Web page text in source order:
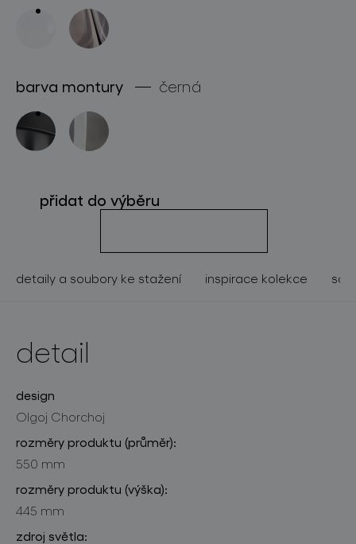
o značce
pro profesionály
store locator
sledujte nás
barva montury černá
přidat do výběru
detaily a soubory ke stažení inspirace kolekce
detail
design
Olgoj Chorchoj
rozměry produktu (průměr):
550 mm
rozměry produktu (výška):
445 mm
zdroj světla: